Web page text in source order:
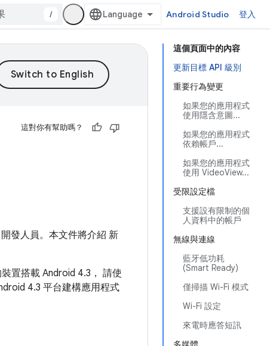
/ Android Studio 登入
這個頁面中的內容
更新目標 API 級別
重要行為變更
如果您的應用程式
使用隱含意圖...
如果您的應用程式
依賴帳戶...
如果您的應用程式
使用 VideoView...
受限設定檔
支援設有限制的個
人資料中的帳戶
無線與連線
藍牙低功耗
(Smart Ready)
僅掃描 Wi-Fi 模式
Wi-Fi 設定
來電時應答短訊
這對你有幫助嗎？
發人員。本文件將介紹 新
置搭載 Android 4.3， 請使
4.3 平台建構應用程式